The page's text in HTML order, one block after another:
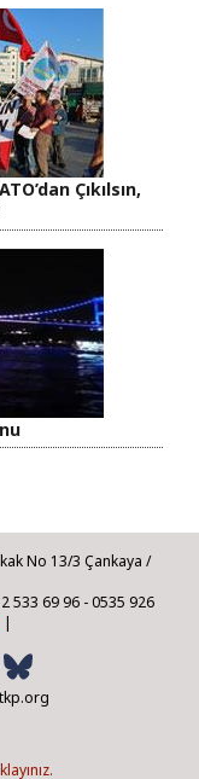
Çıkılsın,
No 13/3 Çankaya /
533 69 96 - 0535 926
|